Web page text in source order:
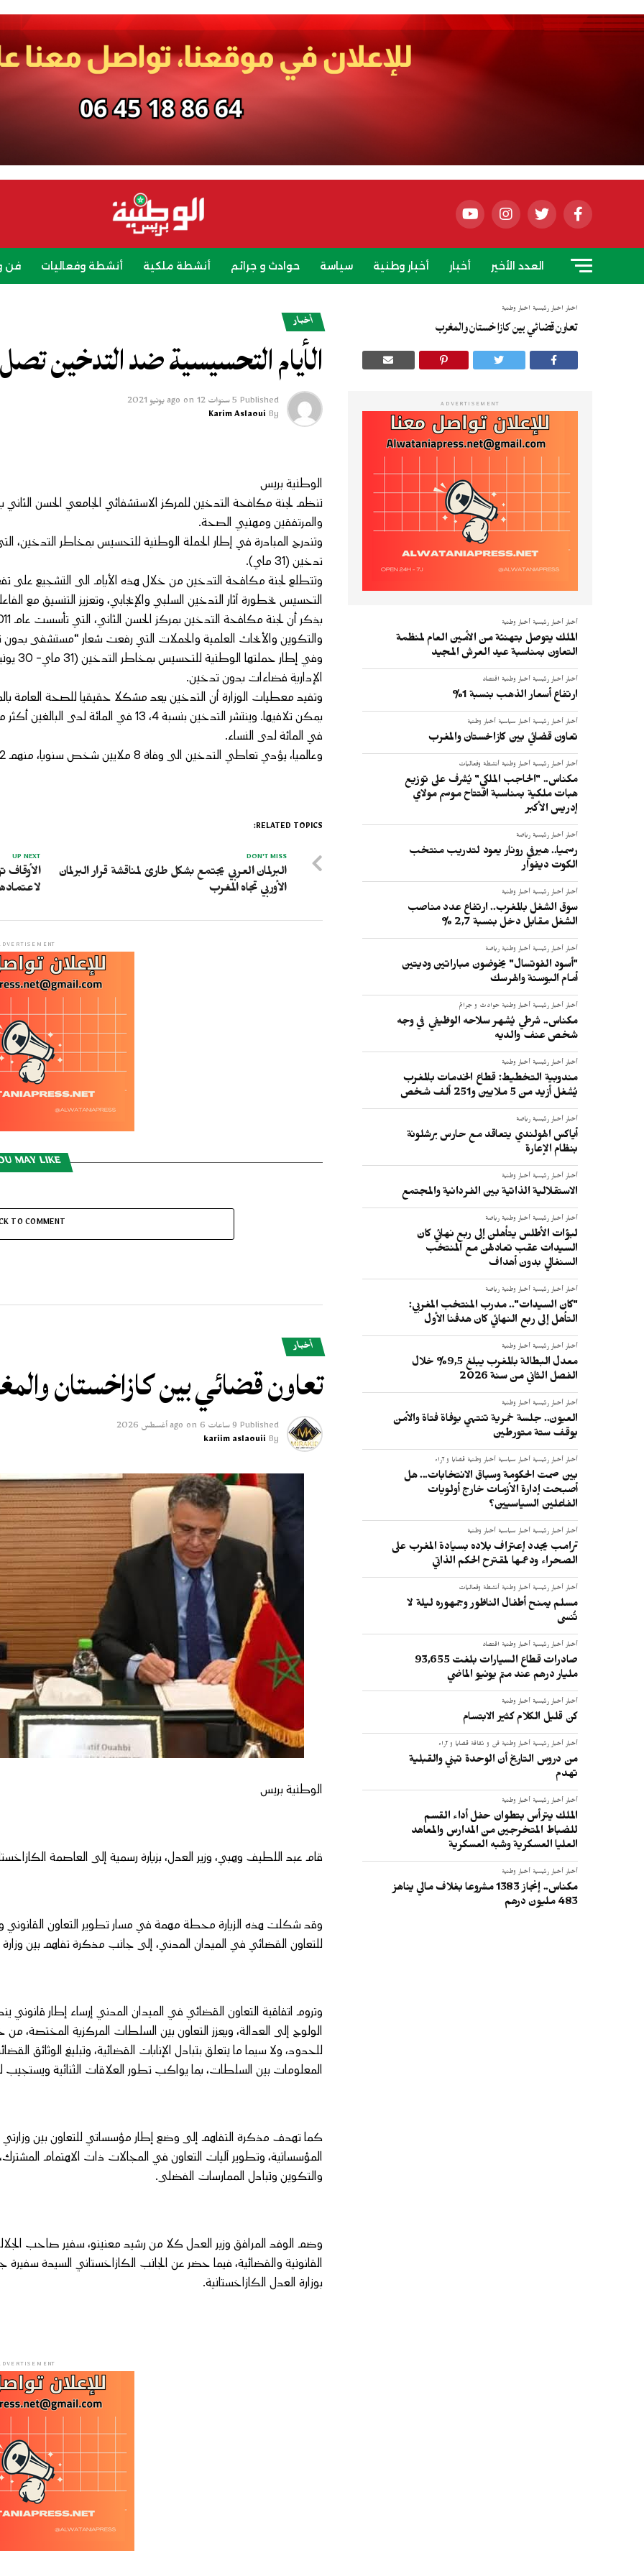
العدد الأخير أخبار أخبار وطنية سياسة حوادث و جرائم أنشطة ملكية أنشطة وفعاليات فن
أخبار أخبار رئيسية أخبار وطنية
تعاون قضائي بين كازاخستان والمغرب
ADVERTISEMENT
أخبار أخبار رئيسية أخبار وطنية
الملك يتوصل بتهنئة من الأمين العام لمنظمة
التعاون بمناسبة عيد العرش المجيد
أخبار أخبار رئيسية أخبار وطنية اقتصاد
ارتفاع أسعار الذهب بنسبة 1%
أخبار أخبار رئيسية أخبار سياسية أخبار وطنية
تعاون قضائي بين كازاخستان والمغرب
أخبار أخبار رئيسية أخبار وطنية أنشطة وفعاليات
مكناس.. "الحاجب الملكي" يُشرف على توزيع
هبات ملكية بمناسبة افتتاح موسم مولاي
إدريس الأكبر
أخبار أخبار رئيسية رياضة
رسميا.. هيرفي رونار يعود لتدريب منتخب
الكوت ديفوار
أخبار أخبار رئيسية أخبار وطنية
سوق الشغل بالمغرب.. ارتفاع عدد مناصب
الشغل مقابل دخل بنسبة 2,7 %
أخبار أخبار رئيسية أخبار وطنية رياضة
"أسود الفوتسال" يخوضون مباراتين وديتين
أمام البوسنة والهرسك
أخبار أخبار رئيسية أخبار وطنية حوادث و جرائم
مكناس.. شرطي يُشهر سلاحه الوظيفي في وجه
شخص عنف والديه
أخبار أخبار رئيسية أخبار وطنية
مندوبية التخطيط: قطاع الخدمات بالمغرب
يُشغل أزيد من 5 ملايين و251 ألف شخص
أخبار أخبار رئيسية رياضة
أياكس الهولندي يتعاقد مع حارس برشلونة
بنظام الإعارة
أخبار أخبار رئيسية أخبار وطنية
الاستقلالية الذاتية بين الفردانية والمجتمع
أخبار أخبار رئيسية أخبار وطنية رياضة
لبؤات الأطلس يتأهلن إلى ربع نهائي كان
السيدات عقب تعادلهن مع المنتخب
السنغالي بدون أهداف
أخبار أخبار رئيسية أخبار وطنية رياضة
"كان السيدات".. مدرب المنتخب المغربي:
التأهل إلى ربع النهائي كان هدفنا الأول
أخبار أخبار رئيسية أخبار وطنية
معدل البطالة بالمغرب يبلغ 9,5% خلال
الفصل الثاني من سنة 2026
أخبار أخبار رئيسية أخبار وطنية
العيون.. جلسة خمرية تنتهي بوفاة فتاة والأمن
يوقف ستة متورطين
أخبار أخبار رئيسية أخبار سياسية أخبار وطنية قضايا و آراء
بين صمت الحكومة وسباق الانتخابات... هل
أصبحت إدارة الأزمات خارج أولويات
الفاعلين السياسيين؟
أخبار أخبار رئيسية أخبار سياسية أخبار وطنية
ترامب يجدد إعتراف بلاده بسيادة المغرب على
الصحراء ودعمها لمقترح الحكم الذاتي
أخبار أخبار رئيسية أخبار وطنية أنشطة وفعاليات
مسلم يمنح أطفال الناظور وجمهوره ليلة لا
تُنسى
أخبار أخبار رئيسية أخبار وطنية اقتصاد
صادرات قطاع السيارات بلغت 93,655
مليار درهم عند متم يونيو الماضي
أخبار أخبار رئيسية أخبار وطنية
كن قليل الكلام كثير الابتسام
أخبار أخبار رئيسية أخبار وطنية فن و ثقافة قضايا و آراء
من دروس التاريخ أن الوحدة تبني والقبلية
تهدم
أخبار أخبار رئيسية أخبار وطنية
الملك يترأس بتطوان حفل أداء القسم
للضباط المتخرجين من المدارس والمعاهد
العليا العسكرية وشبه العسكرية
أخبار أخبار رئيسية أخبار وطنية
مكناس.. إنجاز 1383 مشروعا بغلاف مالي يناهز
483 مليون درهم
أخبار
الأيام التحسيسية ضد التدخين
Published 5 سنوات ago on 12 يونيو 2021
By
Karim Aslaoui
الوطنية بريس
والمرتفقين ومهنيي الصحة.
وتندرج المبادرة في إطار الحملة الوطنية للتحسيس بمخاطر التدخين،
تدخين (31 ماي).
وتتطلع لجنة مكافحة التدخين من خلال هذه الأيام الى التشجيع على
التحسيس بخطورة آثار التدخين السلبي والإيجابي، وتعزيز التنسيق مع
والتكوين والأبحاث العلمية والحملات التي رفعت شعار “مستشفى
وفي
الإدارية فضاءات بدون تدخين.
وتفيد معطيات الوزارة أن التدخين يعد مشكلا حقيقيا للصحة العامة
في المائة لدى النساء.
وعالميا، يؤدي تعاطي التدخين الى وفاة 8 ملايين شخص سنويا، منهم 2، 1 مليون شخص من ضحايا التدخين السلبي.
RELATED TOPICS:
UP NEXT DON'T MISS
البرلمان العربي يجتمع بشكل طارئ لمناقشة قرار البرلمان
الأوربي تجاه المغرب
MAY LIKE
TO COMMENT
أخبار
تعاون قضائي بين كازاخستان
Published 9 ساعات ago on 6 أغسطس 2026
By
kariim aslaouii
الوطنية بريس
قام عبد اللطيف وهبي، وزير العدل، بزيارة رسمية إلى العاصمة
وقد شكلت هذه الزيارة محطة مهمة في مسار تطوير التعاون القانوني
للتعاون القضائي في الميدان المدني، إلى جانب مذكرة تفاهم بين وزارة
وتروم اتفاقية التعاون القضائي في الميدان المدني إرساء إطار قانوني
الولوج إلى العدالة، ويعزز التعاون بين السلطات المركزية المختصة،
للحدود، ولا سيما ما يتعلق بتبادل الإنابات القضائية، وتبليغ الوثائق
المعلومات بين السلطات، بما يواكب تطور العلاقات الثنائية
كما تهدف مذكرة التفاهم إلى وضع إطار مؤسساتي للتعاون بين وزارتي
المؤسساتية، وتطوير آليات التعاون في المجالات ذات الاهتمام
والتكوين وتبادل الممارسات الفضلى.
وضم الوفد المرافق وزير العدل كلا من رشيد معنينو، سفير صاحب
القانونية والقضائية، فيما حضر عن الجانب الكازاخستاني السيدة سفيرة
بوزارة العدل الكازاخستانية.